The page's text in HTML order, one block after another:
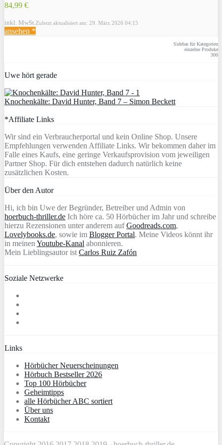
84,99 €
inkl. MwSt. Zuletzt aktualisiert am: 29. März 2026 04:15
ansehen *
Sidebar für Kategorien
einzelne Produke
300
Uwe hört gerade
Knochenkälte: David Hunter, Band 7 – Simon Beckett
*Affiliate Links
Wir sind ein Verbraucherportal und kein Online Shop. Unsere
Empfehlungen verwenden Affiliate Links. Wir bekommen daher im
Falle eines Kaufs, eine geringe Verkaufsprovision vom jeweiligen
Partner Shop. Für dich entstehen dadurch natürlich keine
zusätzlichen Kosten.
Über den Autor
Hi, ich bin Uwe der Begründer, Betreiber und Admin von
hoerbuch-thriller.de Ich höre ca. 50 Hörbücher im Jahr und schreibe
hierzu Rezensionen unter anderem aufGoodreads.com,
Lovelybooks.de, sowie im Blogger Portal. Meine Videos könnt ihr
in meinen Youtube-Kanal abonnieren.
Mein Lieblingsautor ist Carlos Ruiz Zafón
Soziale Netzwerke
Links
Hörbücher Neuerscheinungen
Hörbuch Bestseller 2026
Top 100 Hörbücher
Geheimtipps
alle Hörbücher ABC sortiert
Über uns
Kontakt